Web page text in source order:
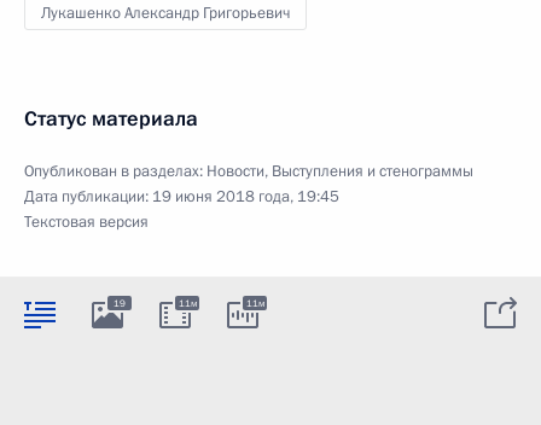
Лукашенко Александр Григорьевич
Статус материала
Опубликован в разделах: Новости, Выступления и стенограммы
Дата публикации: 19 июня 2018 года, 19:45
Текстовая версия
19 11м 11м